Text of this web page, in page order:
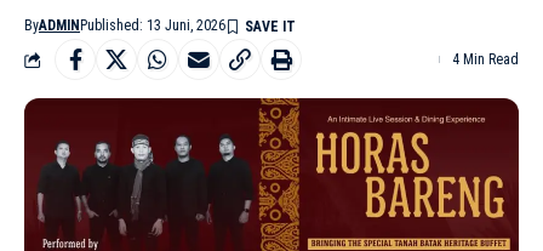
ByADMIN Published: 13 Juni, 2026
4 Min Read